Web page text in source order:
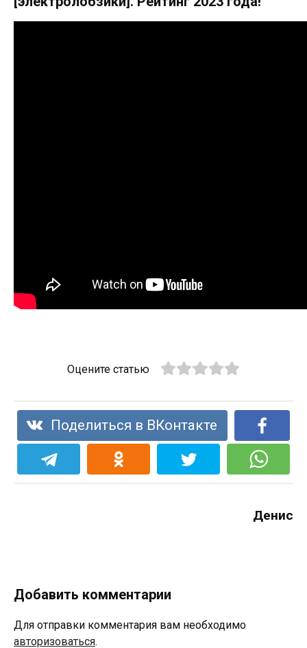
Оцените статью
Поделиться в ВКонтакте
Денис
Добавить комментарии
Для отправки комментария вам необходимо
авторизоваться.